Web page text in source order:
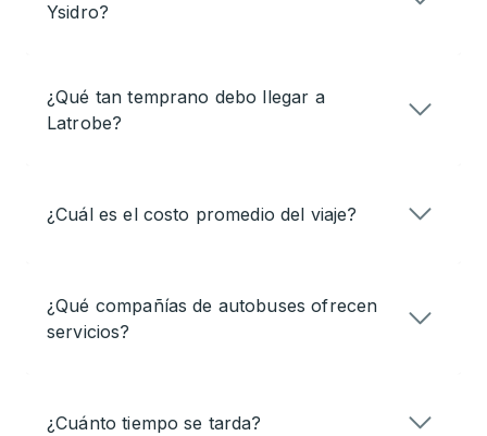
Ysidro?
¿Qué tan temprano debo llegar a
Latrobe?
¿Cuál es el costo promedio del viaje?
¿Qué compañías de autobuses ofrecen
servicios?
¿Cuánto tiempo se tarda?